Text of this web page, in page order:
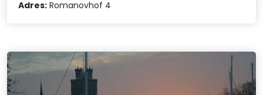
Adres: Romanovhof 4